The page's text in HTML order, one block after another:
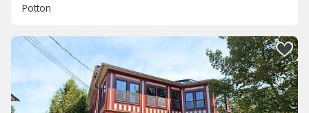
Potton